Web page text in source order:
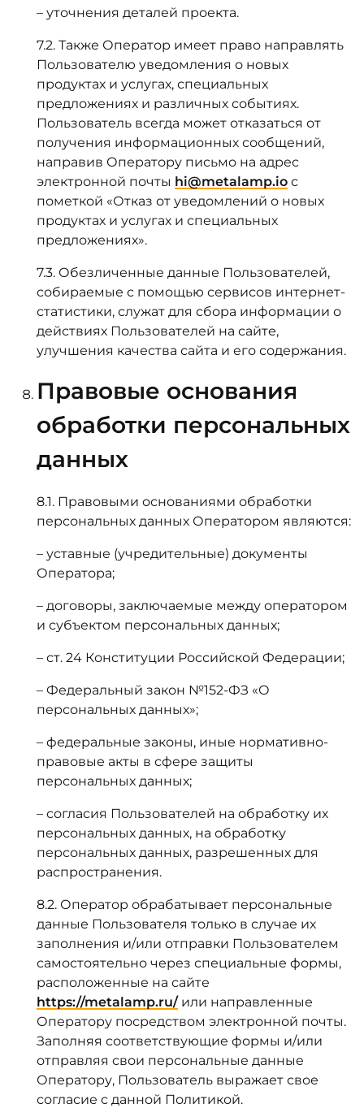
– уточнения деталей проекта.
7.2. Также Оператор имеет право направлять
Пользователю уведомления о новых
продуктах и услугах, специальных
предложениях и различных событиях.
Пользователь всегда может отказаться от
получения информационных сообщений,
направив Оператору письмо на адрес
электронной почты hi@metalamp.io с
пометкой «Отказ от уведомлений о новых
продуктах и услугах и специальных
предложениях».
7.3. Обезличенные данные Пользователей,
собираемые с помощью сервисов интернет-
статистики, служат для сбора информации о
действиях Пользователей на сайте,
улучшения качества сайта и его содержания.
Правовые основания
обработки персональных
данных
8.1. Правовыми основаниями обработки
персональных данных Оператором являются:
– уставные (учредительные) документы
Оператора;
– договоры, заключаемые между оператором
и субъектом персональных данных;
– ст. 24 Конституции Российской Федерации;
– Федеральный закон №152-ФЗ «О
персональных данных»;
– федеральные законы, иные нормативно-
правовые акты в сфере защиты
персональных данных;
– согласия Пользователей на обработку их
персональных данных, на обработку
персональных данных, разрешенных для
распространения.
8.2. Оператор обрабатывает персональные
данные Пользователя только в случае их
заполнения и/или отправки Пользователем
самостоятельно через специальные формы,
расположенные на сайте
https://metalamp.ru/или направленные
Оператору посредством электронной почты.
Заполняя соответствующие формы и/или
отправляя свои персональные данные
Оператору, Пользователь выражает свое
согласие с данной Политикой.